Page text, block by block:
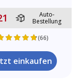
Auto-
Bestellung
(66)
einkaufen